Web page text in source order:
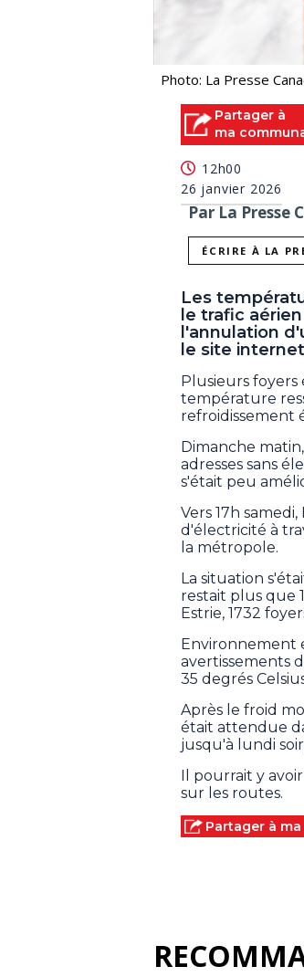
Photo: La Presse
Partager à
ma
12h00
26 janvier 2026
Par La Presse
ÉCRIRE À LA
Les
le trafic
l'annulation
le site
Plusieurs
température
refroidissement
Dimanche
adresses sans
s'était peu
Vers 17h
d'électricité à
la métropole.
La situation
restait plus que
Estrie, 1732
Environnement
avertissements
35 degrés
Après le froid
était attendue
jusqu'à lundi
Il pourrait y
sur les routes.
Partager à